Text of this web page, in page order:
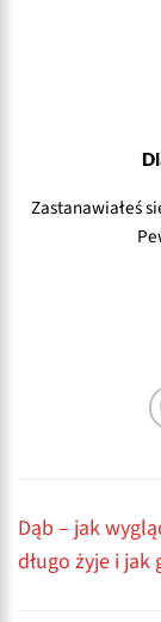
Zastanawiałeś
Dąb – jak
długo żyje i jak